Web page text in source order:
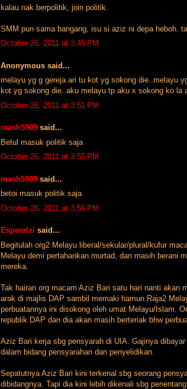
kalau nak berpolitik, join politik.
SMM pun sama bangang, isu si aziz ni depa heboh.
October 26, 2011 at 3:45 PM
Anonymous said...
melayu yg g gereja ari tu kot yg sokong die..melayu
kot yg sokong die..aku melayu tp aku x sokong ko
October 26, 2011 at 3:51 PM
mash5909 said...
Betul masuk politik saja
October 26, 2011 at 3:55 PM
mash5909 said...
betoi masuk politik saja
October 26, 2011 at 3:56 PM
Esperalzi said...
Begitulah org2 Melayu liberal/sekular/plural/kufur
Melayu demi pertahankan murtad, dan masih berani
mereka.
Tak hairan org macam Aziz Bari satu hari nanti akan
arak di majlis DAP sambil memaki hamun Raja2
perbuatannya ini disokong oleh umat Melayu/Islam.
republik DAP dan dia akan masih berteriak bhw
Aziz Bari kerja sbg pensyarah di UIA. Gajinya
dalam bidang pensyarahan dan penyelidikan.
Sepatutnya Aziz Bari kini terkenal sbg seorang
dibidangnya. Tapi dia kini lebih dikenali sbg